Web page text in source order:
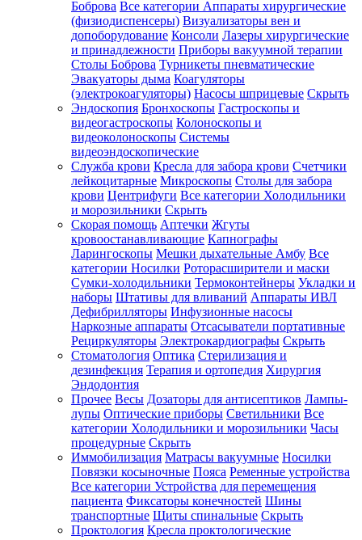
Боброва Все категории Аппараты хирургические
(физиодиспенсеры) Визуализаторы вен и
допоборудование Консоли Лазеры хирургические
и принадлежности Приборы вакуумной терапии
Столы Боброва Турникеты пневматические
Эвакуаторы дыма Коагуляторы
(электрокоагуляторы) Насосы шприцевые Скрыть
Эндоскопия Бронхоскопы Гастроскопы и
видеогастроскопы Колоноскопы и
видеоколоноскопы Системы
видеоэндоскопические
Служба крови Кресла для забора крови Счетчики
лейкоцитарные Микроскопы Столы для забора
крови Центрифуги Все категории Холодильники
и морозильники Скрыть
Скорая помощь Аптечки Жгуты
кровоостанавливающие Капнографы
Ларингоскопы Мешки дыхательные Амбу Все
категории Носилки Роторасширители и маски
Сумки-холодильники Термоконтейнеры Укладки и
наборы Штативы для вливаний Аппараты ИВЛ
Дефибрилляторы Инфузионные насосы
Наркозные аппараты Отсасыватели портативные
Рециркуляторы Электрокардиографы Скрыть
Стоматология Оптика Стерилизация и
дезинфекция Терапия и ортопедия Хирургия
Эндодонтия
Прочее Весы Дозаторы для антисептиков Лампы-
лупы Оптические приборы Светильники Все
категории Холодильники и морозильники Часы
процедурные Скрыть
Иммобилизация Матрасы вакуумные Носилки
Повязки косыночные Пояса Ременные устройства
Все категории Устройства для перемещения
пациента Фиксаторы конечностей Шины
транспортные Щиты спинальные Скрыть
Проктология Кресла проктологические